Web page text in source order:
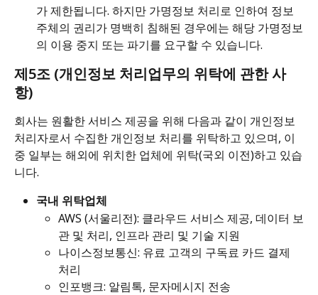
가 제한됩니다. 하지만 가명정보 처리로 인하여 정보
주체의 권리가 명백히 침해된 경우에는 해당 가명정보
의 이용 중지 또는 파기를 요구할 수 있습니다.
제5조 (개인정보 처리업무의 위탁에 관한 사
항)
회사는 원활한 서비스 제공을 위해 다음과 같이 개인정보
처리자로서 수집한 개인정보 처리를 위탁하고 있으며, 이
중 일부는 해외에 위치한 업체에 위탁(국외 이전)하고 있습
니다.
국내 위탁업체
AWS (서울리전): 클라우드 서비스 제공, 데이터 보
관 및 처리, 인프라 관리 및 기술 지원
나이스정보통신: 유료 고객의 구독료 카드 결제
처리
인포뱅크: 알림톡, 문자메시지 전송